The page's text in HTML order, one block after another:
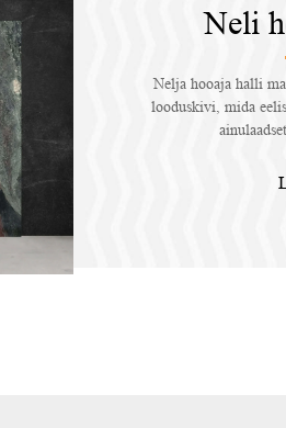
Neli
Nelja hooaja halli
looduskivi, mida